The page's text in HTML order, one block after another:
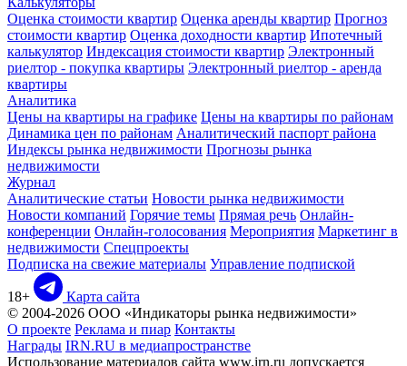
Оценка стоимости квартир Оценка аренды квартир Прогноз
стоимости квартир Оценка доходности квартир Ипотечный
калькулятор Индексация стоимости квартир Электронный
риелтор - покупка квартиры Электронный риелтор - аренда
квартиры
Аналитика
Цены на квартиры на графике Цены на квартиры по районам
Динамика цен по районам Аналитический паспорт района
Индексы рынка недвижимости Прогнозы рынка
недвижимости
Журнал
Аналитические статьи Новости рынка недвижимости
Новости компаний Горячие темы Прямая речь Онлайн-
конференции Онлайн-голосования Мероприятия Маркетинг в
недвижимости Спецпроекты
Подписка на свежие материалы Управление подпиской
18+
Карта сайта
© 2004-2026 ООО «Индикаторы рынка недвижимости»
О проекте Реклама и пиар Контакты
Награды IRN.RU в медиапространстве
Использование материалов сайта www.irn.ru допускается